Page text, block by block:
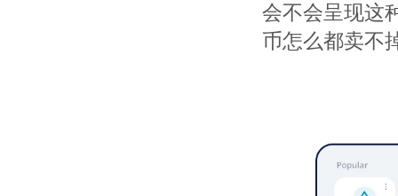
会不会呈现这
币怎么都卖不